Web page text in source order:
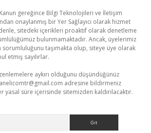
Kanun gereğince Bilgi Teknolojileri ve İletişim
onaylanmış bir Yer Sağlayıcı olarak hizmet
sitedeki içerikleri proaktif olarak denetleme
bulunmamaktadır. Ancak, üyelerimiz
sorumluluğunu taşımakta olup, siteye üye olarak
etmiş sayılırlar.
aykırı olduğunu düşündüğünüz
adresine bildirmeniz
yasal süre içerisinde sitemizden kaldırılacaktır.